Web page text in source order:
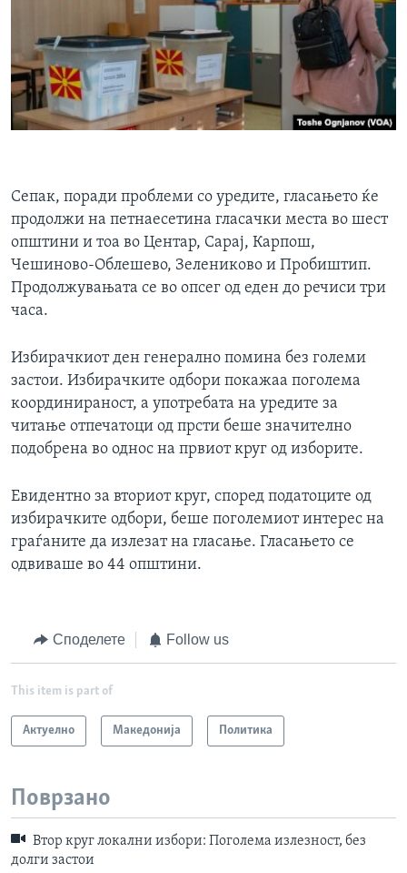
Сепак, поради проблеми со уредите, гласањето ќе
продолжи на петнаесетина гласачки места во шест
општини и тоа во Центар, Сарај, Карпош,
Чешиново-Облешево, Зелениково и Пробиштип.
Продолжувањата се во опсег од еден до речиси три
часа.
Избирачкиот ден генерално помина без големи
застои. Избирачките одбори покажаа поголема
координираност, а употребата на уредите за
читање отпечатоци од прсти беше значително
подобрена во однос на првиот круг од изборите.
Евидентно за вториот круг, според податоците од
избирачките одбори, беше поголемиот интерес на
граѓаните да излезат на гласање. Гласањето се
одвиваше во 44 општини.
Споделете Follow us
This item is part of
Актуелно Македонија Политика
Поврзано
Втор круг локални избори: Поголема излезност, без
долги застои